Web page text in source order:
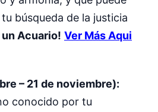
búsqueda de la justicia
un Acuario! Ver Más Aqui
– 21 de noviembre):
conocido por tu